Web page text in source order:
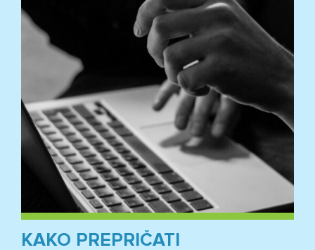
KAKO PREPRIČATI